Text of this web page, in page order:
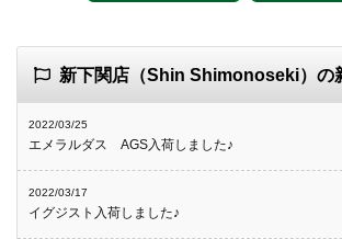
新下関店（Shin Shimonoseki）の
2022/03/25
エメラルダス AGS入荷しました♪
2022/03/17
イグジスト入荷しました♪